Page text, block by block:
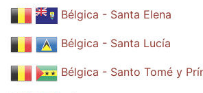
Bélgica - Santa Elena
Bélgica - Santa Lucía
Bélgica - Santo Tomé y